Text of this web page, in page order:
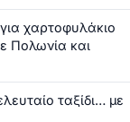
χαρτοφυλάκιο
Πολωνία και
ταξίδι… με